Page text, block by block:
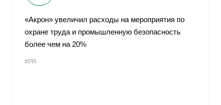
«Акрон» увеличил расходы на мероприятия по
охране труда и промышленную безопасность
более чем на 20%
#PR